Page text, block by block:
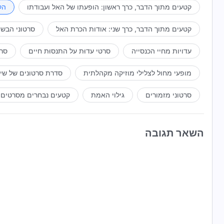
ומתה תחת עינו הפקוחה של אלוהים. האנושות חיה כתוצאה
כתוצאה מאותו ניהול. פעם אחר פעם, האדם בא והולך, הלוך
ניהולו של אלוהים תמיד צועד קדימה והוא מעולם לא חדל. הוא
במעשיו ולשוב אל מלכותו. זוהי תוכניתו, וזו העבודה שהוא
קטעים מתוך הדבר, כרך ראשון: הופעתו של האל ועבודתו
קטעים מתוך הדבר, כרך שני: אודות הכרת האל סרטוני
עדויות מחיי הכנסייה סרטי עדוּת על התנסוּת חיים
מופעי מחול לצלילי מוזיקה מקהלתית סדרת סרטונים של
סרטוני מזמורים גילוי האמת קטעים נבחרים מסרטים
השאר תגובה